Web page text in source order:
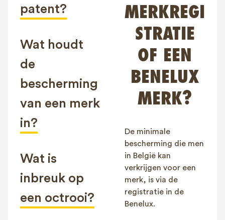
Client login
patent?
Wat houdt
de
bescherming
van een merk
in?
Wat is
inbreuk op
een octrooi?
MERKREGI
STRATIE
OF EEN
BENELUX
MERK?
De minimale
bescherming die men
in België kan
verkrijgen voor een
merk, is via de
registratie in de
Benelux.